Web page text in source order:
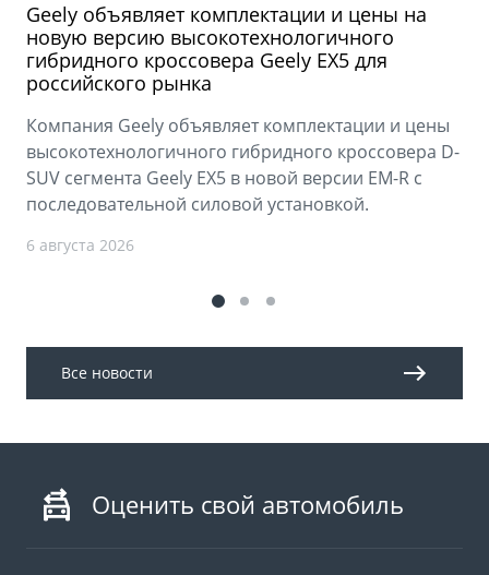
Geely объявляет комплектации и цены на
новую версию высокотехнологичного
гибридного кроссовера Geely EX5 для
российского рынка
Компания Geely объявляет комплектации и цены
высокотехнологичного гибридного кроссовера D-
SUV сегмента Geely EX5 в новой версии EM-R с
последовательной силовой установкой.
6 августа 2026
Все новости
Оценить свой автомобиль